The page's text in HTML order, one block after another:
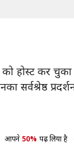
होस्ट कर चुका
सर्वश्रेष्ठ
आपने 50% पढ़ लिया है